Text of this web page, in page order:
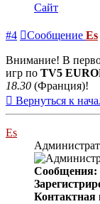
Сайт
#4 Сообщение Es
Внимание! В
игр по TV5
18.30 (Франция)!
Вернуться к
Es
Сообщения: